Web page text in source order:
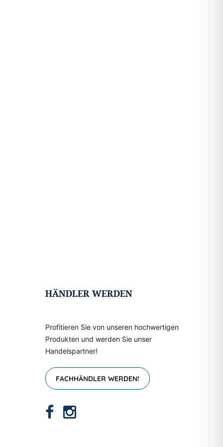
HÄNDLER WERDEN
Profitieren Sie von unseren hochwertigen
Produkten und werden Sie unser
Handelspartner!
FACHHÄNDLER WERDEN!